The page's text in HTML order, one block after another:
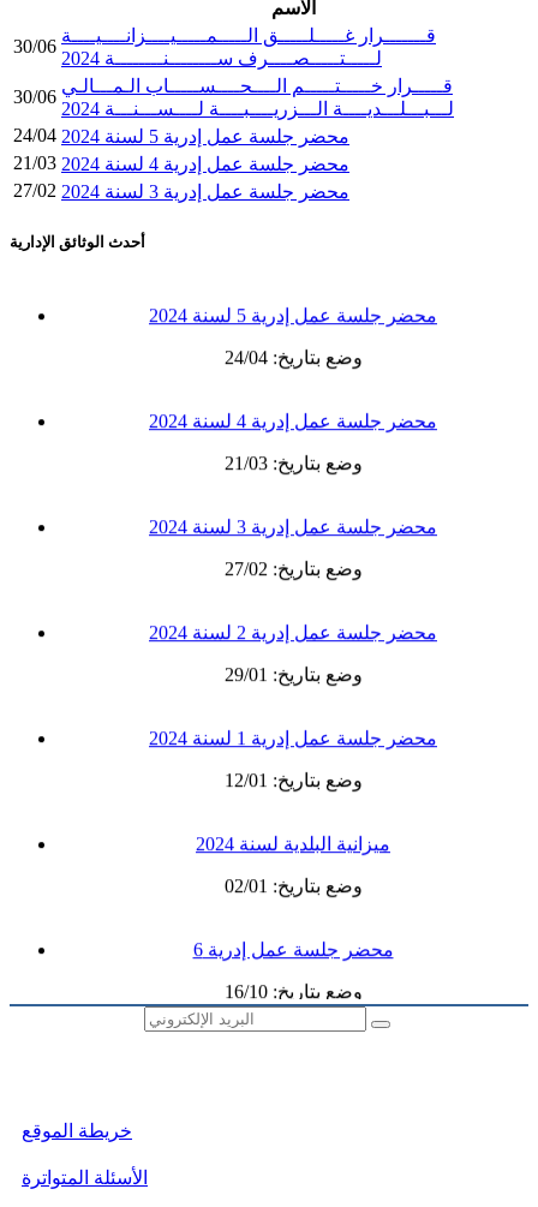
الاسم
30/06
قـــــــرار غـــــلـــــق الـــــمـــــيــــزانــــيــــة
لـــــتـــــصــــرف ســــــــنــــــــة 2024
30/06
قـــــرار خـــــتـــــم الــــحــــســـــاب الـمـــالـي
لـــبـــلـــديــــة الـــزريــــبــــة لــــســـنـــة 2024
24/04
محضر جلسة عمل إدرية 5 لسنة 2024
21/03
محضر جلسة عمل إدرية 4 لسنة 2024
27/02
محضر جلسة عمل إدرية 3 لسنة 2024
أحدث الوثائق الإدارية
قـــــــرار غـــــلـــــق الـــــمـــــيــــزانــــيــــة
لـــــتـــــصــــرف ســــــــنــــــــة 2024
وضع بتاريخ: 30/06
قـــــرار خـــــتـــــم الــــحــــســـــاب الـمـــالـي
لـــبـــلـــديــــة الـــزريــــبــــة لــــســـنـــة 2024
كـــراس الـــشّـــروط الـــخـــاصـــة بـــاســـتـــغـــلال
خريطة الموقع
الأسئلة المتواترة